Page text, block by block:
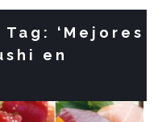
‘Mejores
en